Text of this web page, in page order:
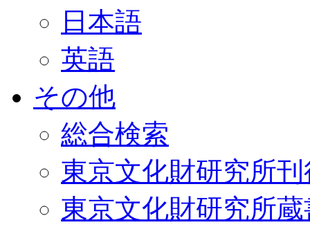
日本語
英語
その他
総合検索
東京文化財研究所
東京文化財研究所